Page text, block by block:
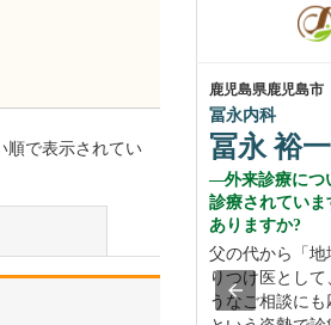
順で表示されてい
鹿児島県鹿児島市
冨永内科
冨永 裕一
外来診療につ
診療されてい
ありますか?
父の代から「地
りつけ医として
うなご相談にも